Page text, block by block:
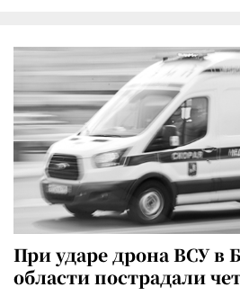
При ударе дрона ВСУ в
области пострадали